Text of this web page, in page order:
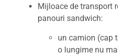
Mijloace de transport
panouri sandwich:
un camion (cap
o lungime nu